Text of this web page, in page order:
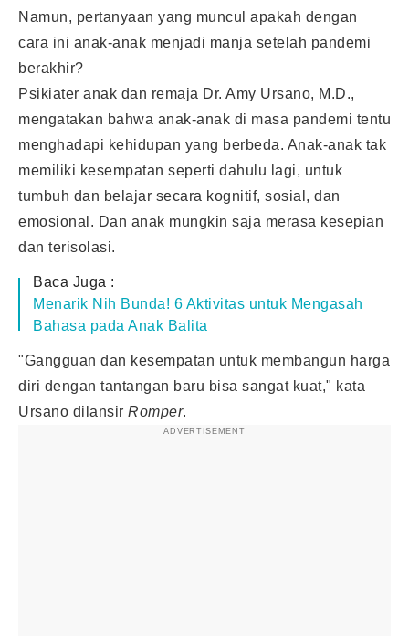
Namun, pertanyaan yang muncul apakah dengan
cara ini anak-anak menjadi manja setelah pandemi
berakhir?
Psikiater anak dan remaja Dr. Amy Ursano, M.D.,
mengatakan bahwa anak-anak di masa pandemi tentu
menghadapi kehidupan yang berbeda. Anak-anak tak
memiliki kesempatan seperti dahulu lagi, untuk
tumbuh dan belajar secara kognitif, sosial, dan
emosional. Dan anak mungkin saja merasa kesepian
dan terisolasi.
Baca Juga :
Menarik Nih Bunda! 6 Aktivitas untuk Mengasah
Bahasa pada Anak Balita
"Gangguan dan kesempatan untuk membangun harga
diri dengan tantangan baru bisa sangat kuat," kata
Ursano dilansir Romper.
ADVERTISEMENT